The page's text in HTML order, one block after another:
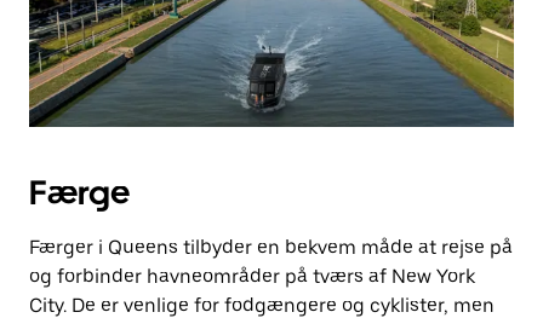
Færge
Færger i Queens tilbyder en bekvem måde at rejse på
og forbinder havneområder på tværs af New York
City. De er venlige for fodgængere og cyklister, men